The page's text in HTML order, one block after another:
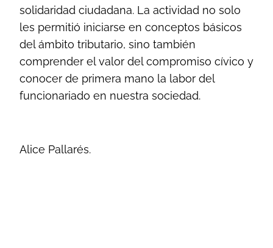
solidaridad ciudadana. La actividad no solo
les permitió iniciarse en conceptos básicos
del ámbito tributario, sino también
comprender el valor del compromiso cívico y
conocer de primera mano la labor del
funcionariado en nuestra sociedad.
Alice Pallarés.